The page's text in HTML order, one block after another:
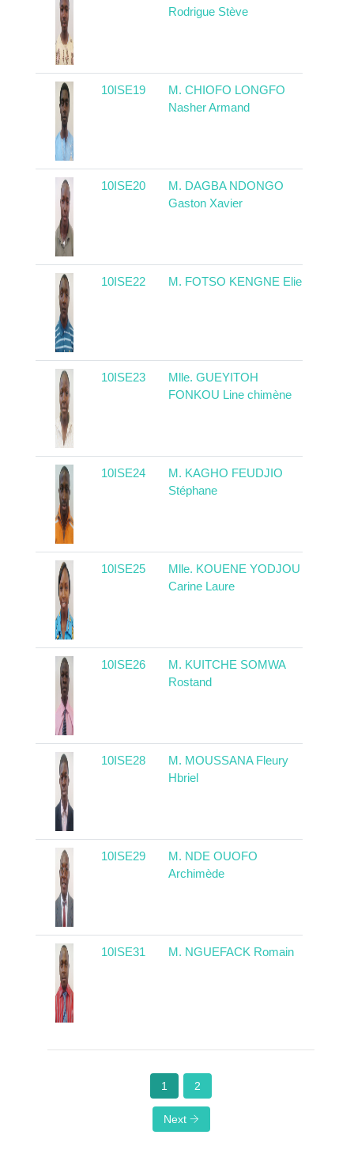
Rodrigue Stève
10ISE19
M. CHIOFO LONGFO
Nasher Armand
10ISE20
M. DAGBA NDONGO
Gaston Xavier
10ISE22 M. FOTSO KENGNE Elie
10ISE23
Mlle. GUEYITOH
FONKOU Line chimène
10ISE24
M. KAGHO FEUDJIO
Stéphane
10ISE25
Mlle. KOUENE YODJOU
Carine Laure
10ISE26
M. KUITCHE SOMWA
Rostand
10ISE28
M. MOUSSANA Fleury
Hbriel
10ISE29
M. NDE OUOFO
Archimède
10ISE31 M. NGUEFACK Romain
1 2
Next